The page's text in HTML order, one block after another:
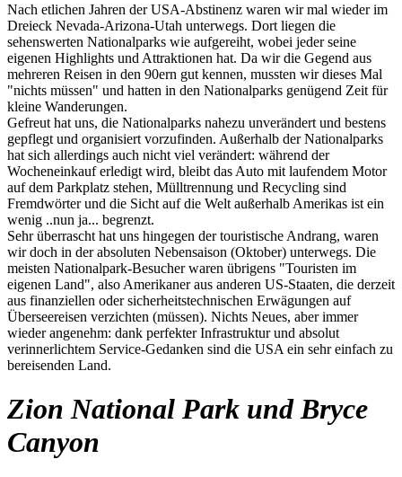
Nach etlichen Jahren der USA-Abstinenz waren wir mal wieder im
Dreieck Nevada-Arizona-Utah unterwegs. Dort liegen die
sehenswerten Nationalparks wie aufgereiht, wobei jeder seine
eigenen Highlights und Attraktionen hat. Da wir die Gegend aus
mehreren Reisen in den 90ern gut kennen, mussten wir dieses Mal
"nichts müssen" und hatten in den Nationalparks genügend Zeit für
kleine Wanderungen.
Gefreut hat uns, die Nationalparks nahezu unverändert und bestens
gepflegt und organisiert vorzufinden. Außerhalb der Nationalparks
hat sich allerdings auch nicht viel verändert: während der
Wocheneinkauf erledigt wird, bleibt das Auto mit laufendem Motor
auf dem Parkplatz stehen, Mülltrennung und Recycling sind
Fremdwörter und die Sicht auf die Welt außerhalb Amerikas ist ein
wenig ..nun ja... begrenzt.
Sehr überrascht hat uns hingegen der touristische Andrang, waren
wir doch in der absoluten Nebensaison (Oktober) unterwegs. Die
meisten Nationalpark-Besucher waren übrigens "Touristen im
eigenen Land", also Amerikaner aus anderen US-Staaten, die derzeit
aus finanziellen oder sicherheitstechnischen Erwägungen auf
Überseereisen verzichten (müssen). Nichts Neues, aber immer
wieder angenehm: dank perfekter Infrastruktur und absolut
verinnerlichtem Service-Gedanken sind die USA ein sehr einfach zu
bereisenden Land.
Zion National Park und Bryce
Canyon